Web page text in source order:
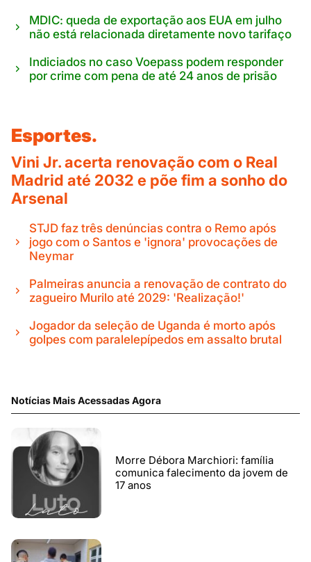
MDIC: queda de exportação aos EUA em julho
não está relacionada diretamente novo tarifaço
Indiciados no caso Voepass podem responder
por crime com pena de até 24 anos de prisão
Esportes.
Vini Jr. acerta renovação com o Real
Madrid até 2032 e põe fim a sonho do
Arsenal
STJD faz três denúncias contra o Remo após
jogo com o Santos e 'ignora' provocações de
Neymar
Palmeiras anuncia a renovação de contrato do
zagueiro Murilo até 2029: 'Realização!'
Jogador da seleção de Uganda é morto após
golpes com paralelepípedos em assalto brutal
Notícias Mais Acessadas Agora
Morre Débora Marchiori: família
comunica falecimento da jovem de
17 anos